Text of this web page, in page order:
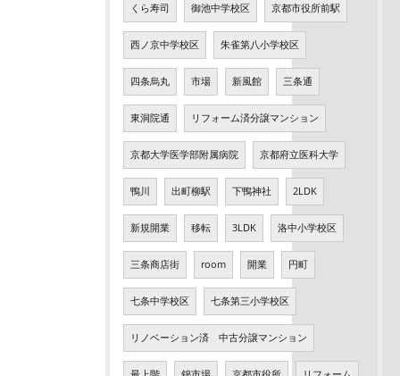
くら寿司 御池中学校区 京都市役所前駅
西ノ京中学校区 朱雀第八小学校区
四条烏丸 市場 新風館 三条通
東洞院通 リフォーム済分譲マンション
京都大学医学部附属病院 京都府立医科大学
鴨川 出町柳駅 下鴨神社 2LDK
新規開業 移転 3LDK 洛中小学校区
三条商店街 room 開業 円町
七条中学校区 七条第三小学校区
リノベーション済 中古分譲マンション